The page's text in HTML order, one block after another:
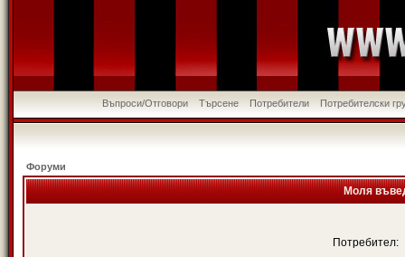
Въпроси/Отговори Търсене Потребители Потребителски
Форуми
Моля
Потребител: